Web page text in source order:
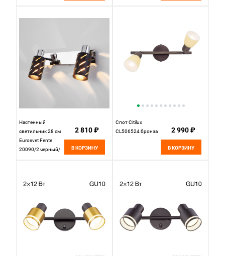
Настенный
светильник 28 см
Eurosvet Fente
20090/2 черный/
2 810 ₽
В КОРЗИНУ
Спот Citilux
CL506524 бронза
2 990 ₽
В КОРЗИНУ